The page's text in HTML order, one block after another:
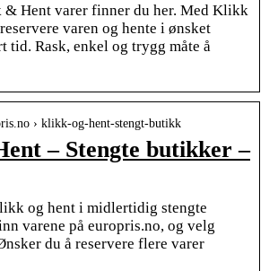
Hent varer finner du her. Med Klikk
varen og hente i ønsket
tid. Rask, enkel og trygg måte å
› klikk-og-hent-stengt-butikk
– Stengte butikker –
og hent i midlertidig stengte
varene på europris.no, og velg
du å reservere flere varer